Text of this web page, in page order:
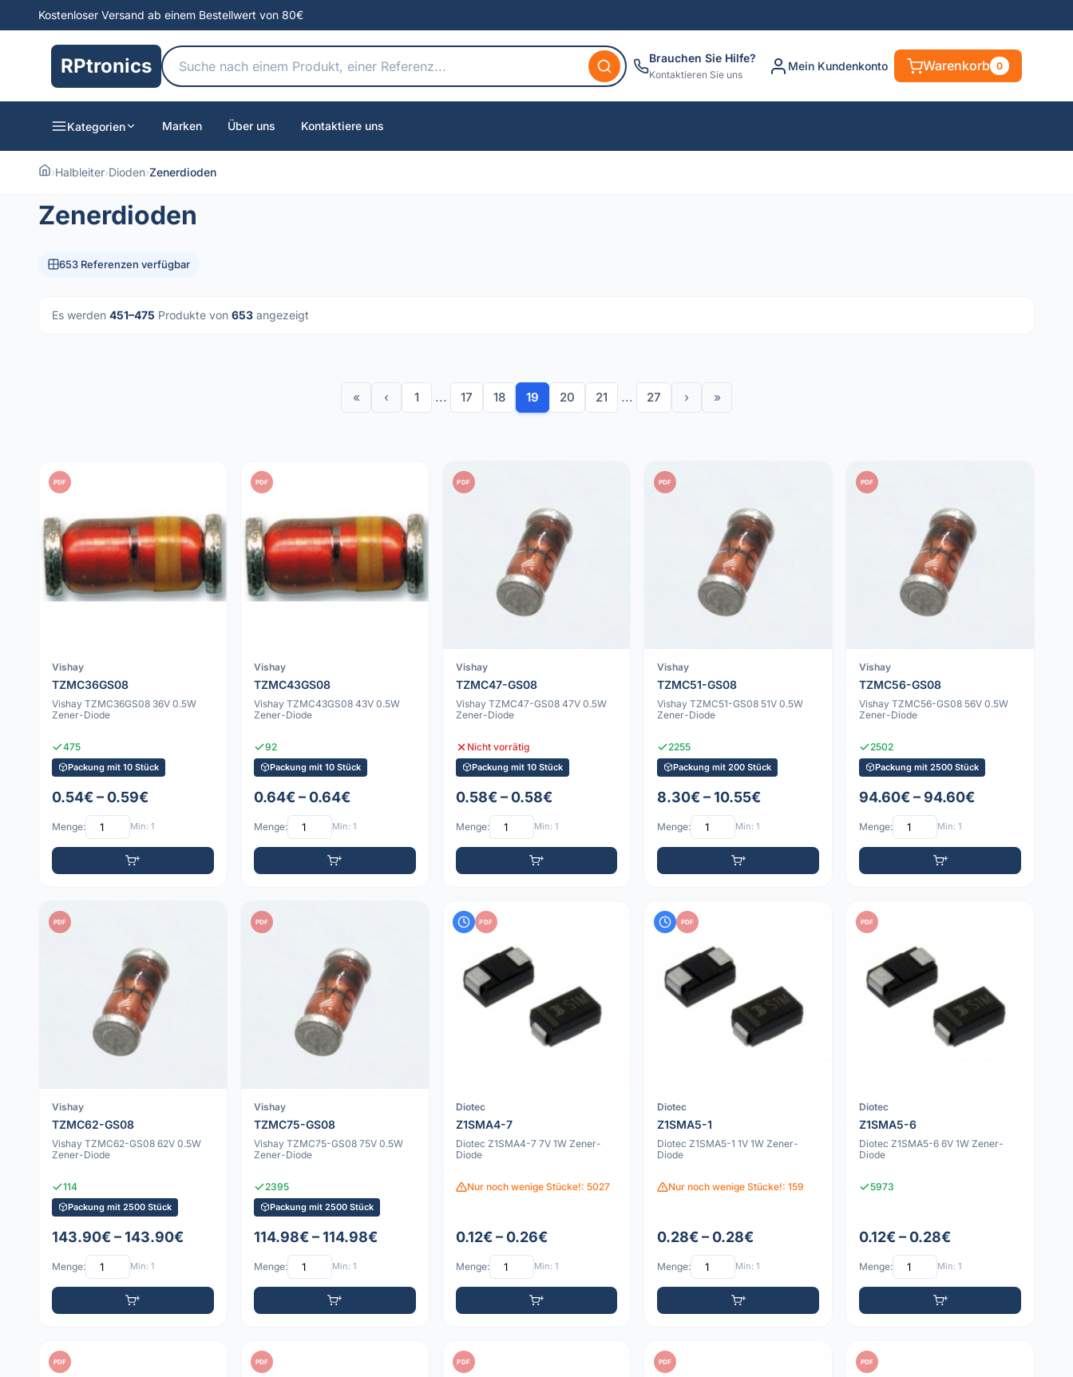
Kostenloser Versand ab einem Bestellwert von 80€
RPtronics Brauchen Sie Hilfe?
Kontaktieren Sie uns
Mein Kundenkonto Warenkorb 0
Kategorien Marken Über uns Kontaktiere uns
›Halbleiter›Dioden›Zenerdioden
Zenerdioden
653 Referenzen verfügbar
Es werden 451–475 Produkte von 653 angezeigt
« ‹ 1 ... 17 18 19 20 21 ... 27 › »
PDF
Vishay
TZMC36GS08
Vishay TZMC36GS08 36V 0.5W
Zener-Diode
475
Packung mit 10 Stück
0.54€ – 0.59€
Menge: Min: 1
PDF
Vishay
TZMC43GS08
Vishay TZMC43GS08 43V 0.5W
Zener-Diode
92
Packung mit 10 Stück
0.64€ – 0.64€
Menge: Min: 1
PDF
Vishay
TZMC47-GS08
Vishay TZMC47-GS08 47V 0.5W
Zener-Diode
Nicht vorrätig
Packung mit 10 Stück
0.58€ – 0.58€
Menge: Min: 1
PDF
Vishay
TZMC51-GS08
Vishay TZMC51-GS08 51V 0.5W
Zener-Diode
2255
Packung mit 200 Stück
8.30€ – 10.55€
Menge: Min: 1
PDF
Vishay
TZMC56-GS08
Vishay TZMC56-GS08 56V 0.5W
Zener-Diode
2502
Packung mit 2500 Stück
94.60€ – 94.60€
Menge: Min: 1
PDF
Vishay
TZMC62-GS08
Vishay TZMC62-GS08 62V 0.5W
Zener-Diode
114
Packung mit 2500 Stück
143.90€ – 143.90€
Menge: Min: 1
PDF
Vishay
TZMC75-GS08
Vishay TZMC75-GS08 75V 0.5W
Zener-Diode
2395
Packung mit 2500 Stück
114.98€ – 114.98€
Menge: Min: 1
PDF
Diotec
Z1SMA4-7
Diotec Z1SMA4-7 7V 1W Zener-
Diode
Nur noch wenige Stücke!: 5027
0.12€ – 0.26€
Menge: Min: 1
PDF
Diotec
Z1SMA5-1
Diotec Z1SMA5-1 1V 1W Zener-
Diode
Nur noch wenige Stücke!: 159
0.28€ – 0.28€
Menge: Min: 1
PDF
Diotec
Z1SMA5-6
Diotec Z1SMA5-6 6V 1W Zener-
Diode
5973
0.12€ – 0.28€
Menge: Min: 1
PDF PDF PDF PDF PDF